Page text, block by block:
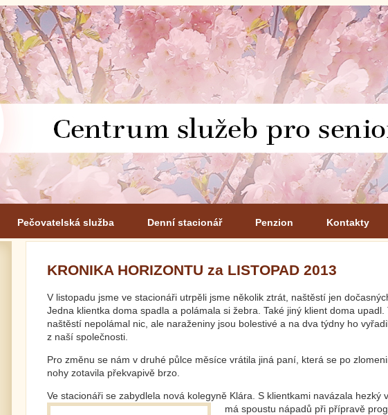
Pečovatelská služba Denní stacionář Penzion Kontakty
KRONIKA HORIZONTU za LISTOPAD 2013
V listopadu jsme ve stacionáři utrpěli jsme několik ztrát, naštěstí jen
Jedna klientka doma spadla a polámala si žebra. Také jiný klient doma upadl.
naštěstí nepolámal nic, ale naraženiny jsou bolestivé a na dva týdny ho
z naší společnosti.
Pro změnu se nám v druhé půlce měsíce vrátila jiná paní, která se po
nohy zotavila překvapivě brzo.
Ve stacionáři se zabydlela nová kolegyně Klára. S klientkami navázala hezký
má spoustu nápadů při přípravě